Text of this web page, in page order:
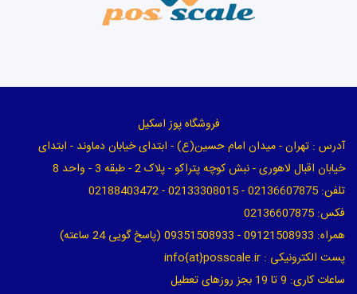
فروشگاه پوز اسکیل
آدرس : تهران - میدان امام حسین(ع) - ابتدای خیابان دماوند - ابتدای
خیابان اقبال لاهوری - نبش کوچه پتراکو - پلاک 2 - طبقه 3 - واحد 8
تلفن: 02136607875 - 02133308015 - 02188403472
فکس: 02136607875
همراه: 09121508933 - 09351508933 (پاسخ گویی 24 ساعته)
پست الکترونیکی : info{at}posscale.ir
ساعات کاری: 9 تا 19 بجز روزهای تعطیل